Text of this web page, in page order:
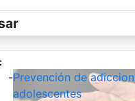
-Prevención de
adolescentes